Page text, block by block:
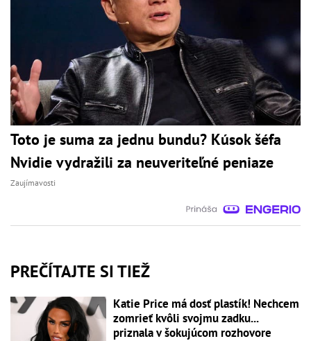
Toto je suma za jednu bundu? Kúsok šéfa
Nvidie vydražili za neuveriteľné peniaze
Zaujímavosti
PREČÍTAJTE SI TIEŽ
Katie Price má dosť plastík! Nechcem
zomrieť kvôli svojmu zadku...
priznala v šokujúcom rozhovore